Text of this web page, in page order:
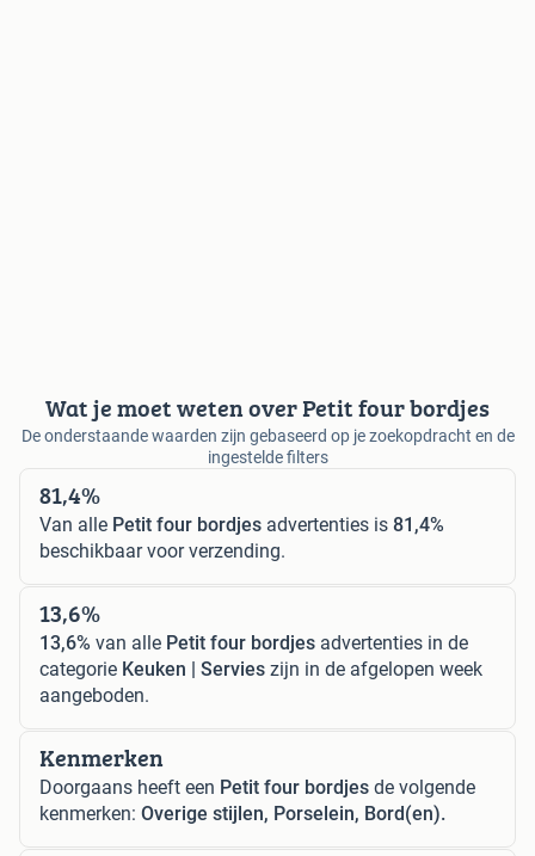
Wat je moet weten over Petit four bordjes
De onderstaande waarden zijn gebaseerd op je zoekopdracht en de
ingestelde filters
81,4%
Van alle Petit four bordjes advertenties is 81,4%
beschikbaar voor verzending.
13,6%
13,6% van alle Petit four bordjes advertenties in de
categorie Keuken | Servies zijn in de afgelopen week
aangeboden.
Kenmerken
Doorgaans heeft een Petit four bordjes de volgende
kenmerken: Overige stijlen, Porselein, Bord(en).